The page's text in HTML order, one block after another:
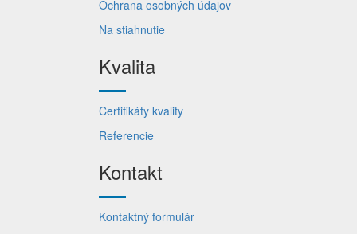
Ochrana osobných údajov
Na stiahnutie
Kvalita
Certifikáty kvality
Referencie
Kontakt
Kontaktný formulár